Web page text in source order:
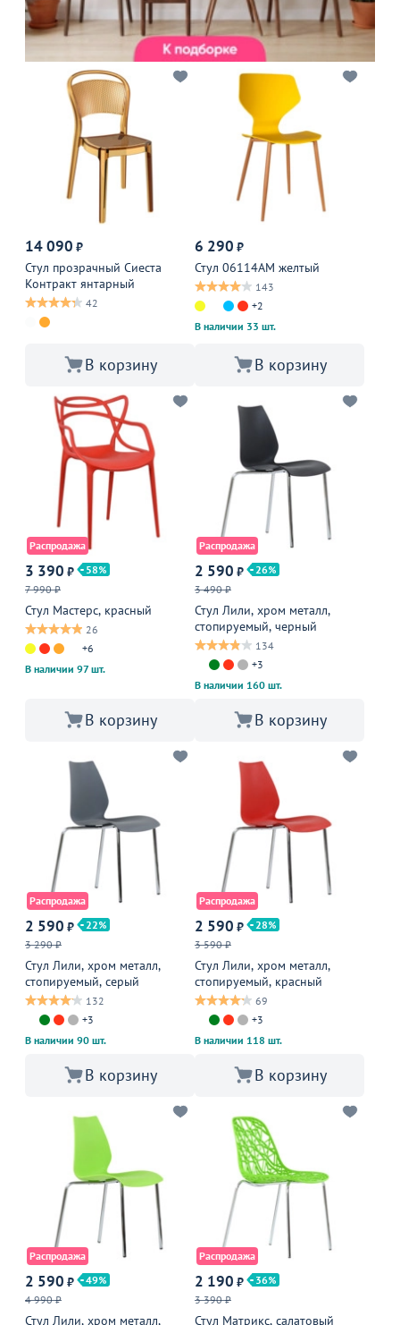
14 090 ₽
Стул прозрачный Сиеста
Контракт янтарный
42
В корзину
6 290 ₽
Стул 06114АМ желтый
143
+2
В наличии 33 шт.
В корзину
Распродажа
3 390 ₽
58
7 990 ₽
Стул Мастерс, красный
26
+6
В наличии 97 шт.
В корзину
Распродажа
2 590 ₽
26
3 490 ₽
Стул Лили, хром металл,
стопируемый, черный
134
+3
В наличии 160 шт.
В корзину
Распродажа
2 590 ₽
22
3 290 ₽
Стул Лили, хром металл,
стопируемый, серый
132
+3
В наличии 90 шт.
В корзину
Распродажа
2 590 ₽
28
3 590 ₽
Стул Лили, хром металл,
стопируемый, красный
69
+3
В наличии 118 шт.
В корзину
Распродажа
2 590 ₽
49
4 990 ₽
Стул Лили, хром металл,
Распродажа
2 190 ₽
36
3 390 ₽
Стул Матрикс, салатовый